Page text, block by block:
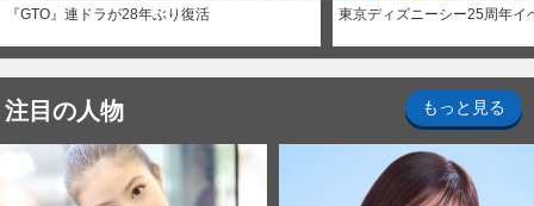
『GTO』連ドラが28年ぶり復活 東京ディズニーシー25周年イ
注目の人物 もっと見る